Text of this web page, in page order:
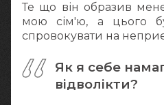
Те що він образив
мою сім'ю, а цього
спровокувати на
Як я себе
відволікти?